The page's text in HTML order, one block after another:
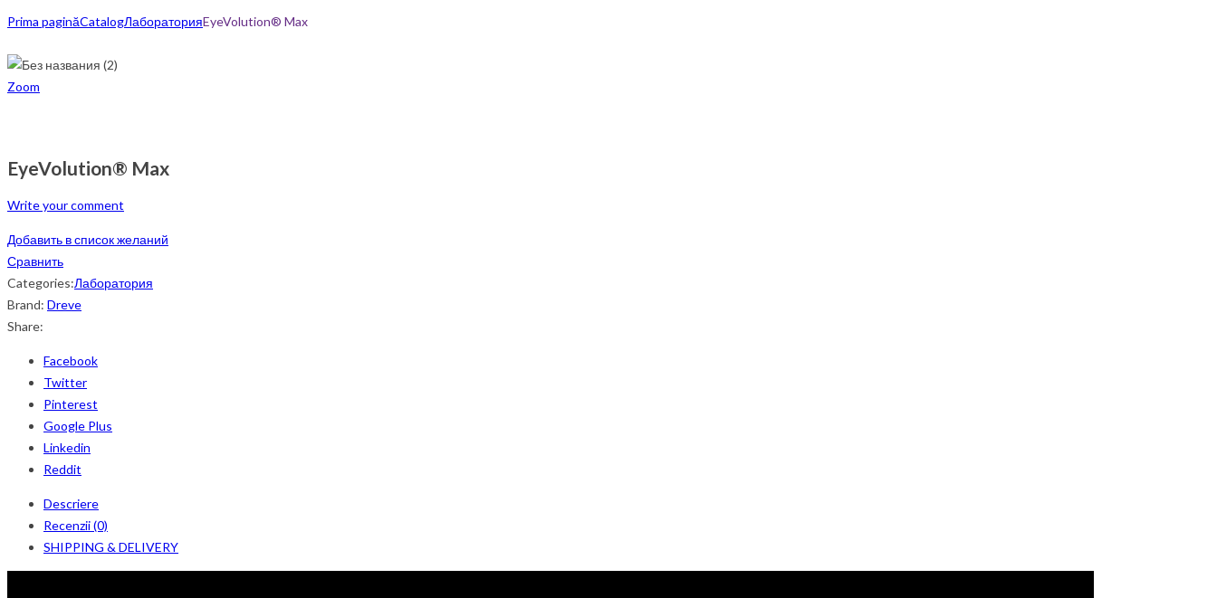
Prima paginăCatalogЛабораторияEyeVolution® Max
Zoom
EyeVolution® Max
Write your comment
Добавить в список желаний
Сравнить
Categories:Лаборатория
Brand: Dreve
Share:
Facebook
Twitter
Pinterest
Google Plus
Linkedin
Reddit
Descriere
Recenzii (0)
SHIPPING & DELIVERY